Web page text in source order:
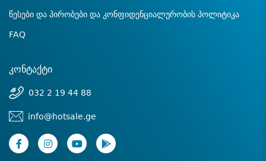
წესები და პირობები და კონფიდენციალურობის პოლიტიკა
FAQ
კონტაქტი
032 2 19 44 88
info@hotsale.ge